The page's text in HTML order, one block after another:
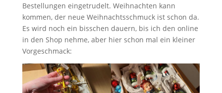
Bestellungen eingetrudelt. Weihnachten kann
kommen, der neue Weihnachtsschmuck ist schon da.
Es wird noch ein bisschen dauern, bis ich den online
in den Shop nehme, aber hier schon mal ein kleiner
Vorgeschmack: